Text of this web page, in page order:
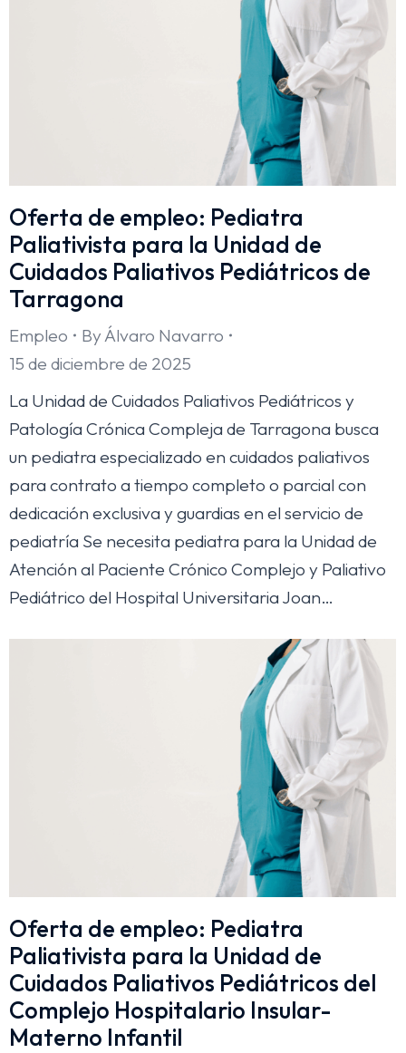
Oferta de empleo: Pediatra
Paliativista para la Unidad de
Cuidados Paliativos Pediátricos de
Tarragona
Empleo By Álvaro Navarro
15 de diciembre de 2025
La Unidad de Cuidados Paliativos Pediátricos y
Patología Crónica Compleja de Tarragona busca
un pediatra especializado en cuidados paliativos
para contrato a tiempo completo o parcial con
dedicación exclusiva y guardias en el servicio de
pediatría Se necesita pediatra para la Unidad de
Atención al Paciente Crónico Complejo y Paliativo
Pediátrico del Hospital Universitaria Joan…
Oferta de empleo: Pediatra
Paliativista para la Unidad de
Cuidados Paliativos Pediátricos del
Complejo Hospitalario Insular-
Materno Infantil